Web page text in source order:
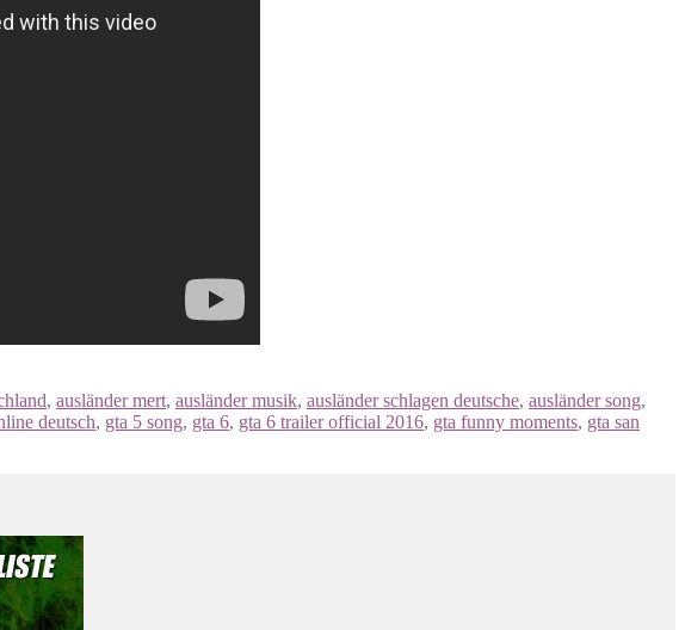
, ausländer mert, ausländer musik, ausländer schlagen deutsche, ausländer song,
deutsch, gta 5 song, gta 6, gta 6 trailer official 2016, gta funny moments, gta san